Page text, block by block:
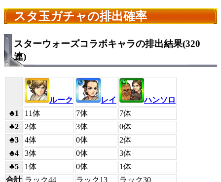
スタ玉ガチャの排出確率
スターウォーズコラボキャラの排出結果(320
連)
ルーク レイ
ハンソロ
♣1
11体 7体
7体
♣2
2体 3体
0体
♣3
4体 0体
2体
♣4
3体 0体
3体
♣5
1体 0体
1体
合計 ラック44 ラック13 ラック30